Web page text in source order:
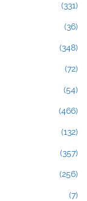
(331)
(36)
(348)
(72)
(54)
(466)
(132)
(357)
(256)
(7)